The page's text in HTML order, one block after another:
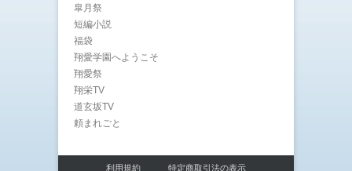
皐月祭
短編小説
福袋
翔愛学園へようこそ
翔愛祭
翔栄TV
道玄坂TV
頼まれごと
利用規約 特定商取引法の表示